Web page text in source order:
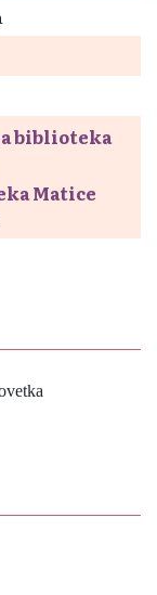
biblioteka
Matice